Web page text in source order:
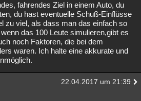
fahrendes Ziel in einem Auto, du
du hast eventuelle Schuß-Einflüsse
zu viel, als dass man das einfach so
das 100 Leute simulieren,gibt es
noch Faktoren, die bei dem
waren. Ich halte eine akkurate und
22.04.2017 um 21:39